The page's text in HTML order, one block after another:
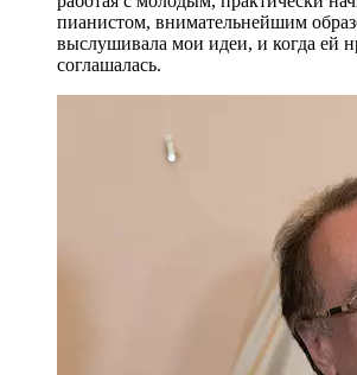
пианистом, внимательнейшим
выслушивала мои идеи, и когда ей
соглашалась.